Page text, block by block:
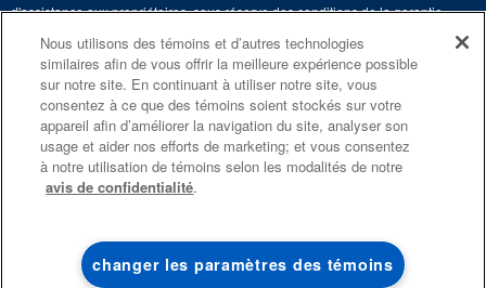
d'assistance aux propriétaires, sous réserve des conditions de la garantie
limitée du fabricant. Pour plus d'informations, veuillez consulter les sites Web
de nos différentes marques sous la rubrique « Service et assistance » ou
appeler le 1-800-807-6777. Pour InSinkErator, appelez le 1-800-561-1700.
Ce marchand en ligne est situé au 200-6750, avenue Century, Mississauga
(Ontario) L5N 0B7. ®/TM © 2026 Maytag. Tous droits réservés.
Communiquez avec nous
Nous utilisons des témoins et d’autres technologies
similaires afin de vous offrir la meilleure expérience possible
sur notre site. En continuant à utiliser notre site, vous
consentez à ce que des témoins soient stockés sur votre
appareil afin d’améliorer la navigation du site, analyser son
usage et aider nos efforts de marketing; et vous consentez
à notre utilisation de témoins selon les modalités de notre
avis de confidentialité.
changer les paramètres des témoins